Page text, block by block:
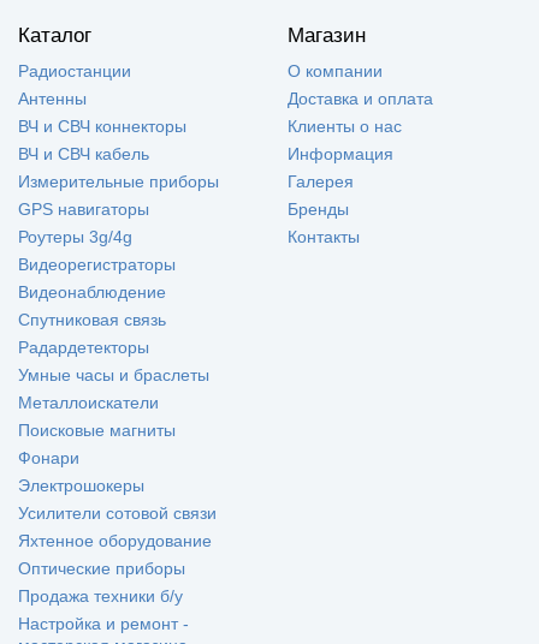
Каталог
Радиостанции
Антенны
ВЧ и СВЧ коннекторы
ВЧ и СВЧ кабель
Измерительные приборы
GPS навигаторы
Роутеры 3g/4g
Видеорегистраторы
Видеонаблюдение
Спутниковая связь
Радардетекторы
Умные часы и браслеты
Металлоискатели
Поисковые магниты
Фонари
Электрошокеры
Усилители сотовой связи
Яхтенное оборудование
Оптические приборы
Продажа техники б/у
Настройка и ремонт -
Магазин
О компании
Доставка и оплата
Клиенты о нас
Информация
Галерея
Бренды
Контакты